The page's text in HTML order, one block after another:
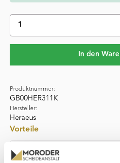
Produkt Anzahl: Gib den
In den
Produktnummer:
GB00HER311K
Hersteller:
Heraeus
Vorteile
Kinegramm-